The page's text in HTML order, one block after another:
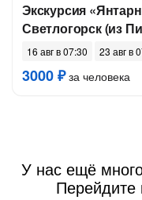
Экскурсия
Светлогорск (из
16 авг в 07:30 23 авг в
3000 ₽за человека
У нас ещё
Перейдите